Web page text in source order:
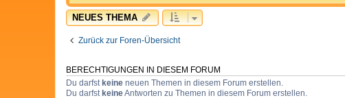
NEUES THEMA
Zurück zur Foren-Übersicht
BERECHTIGUNGEN IN DIESEM FORUM
Du darfstkeine neuen Themen in diesem Forum erstellen.
Du darfstkeineAntworten zu Themen in diesem Forum erstellen.